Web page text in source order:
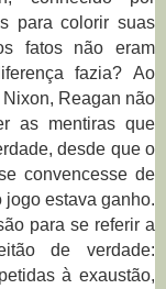
para colorir suas
fatos não eram
fazia? Ao
Reagan não
as mentiras que
desde que o
convencesse de
jogo estava ganho.
para se referir a
de verdade:
à exaustão,